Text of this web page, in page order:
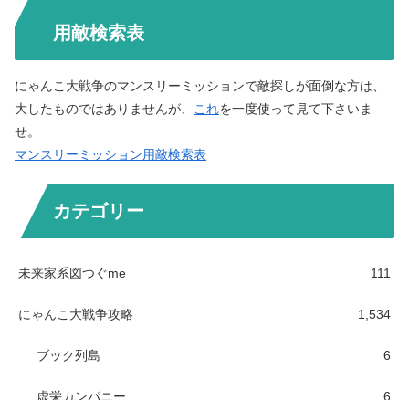
用敵検索表
にゃんこ大戦争のマンスリーミッションで敵探しが面倒な方は、
大したものではありませんが、
これを一度使って見て下さいま
せ。
マンスリーミッション用敵検索表
カテゴリー
未来家系図つぐme 111
にゃんこ大戦争攻略 1,534
ブック列島 6
虚栄カンパニー 6